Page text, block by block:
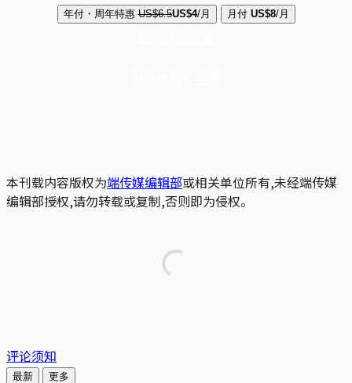
年付・周年特惠 US$6.5US$4/月 月付 US$8/月
本刊载内容版权为端传媒编辑部或相关单位所有,未经端传媒
编辑部授权,请勿转载或复制,否则即为侵权。
评论须知
最新 更多